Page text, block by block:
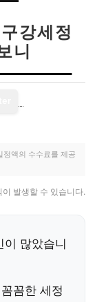
강세정
니
정액의 수수료를 제공
발생할 수 있습니다.
많았습니
꼼한 세정